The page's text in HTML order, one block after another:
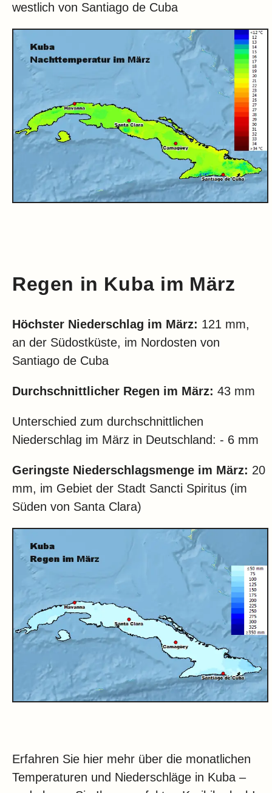
westlich von Santiago de Cuba
Regen in Kuba im März
Höchster Niederschlag im März: 121 mm,
an der Südostküste, im Nordosten von
Santiago de Cuba
Durchschnittlicher Regen im März: 43 mm
Unterschied zum durchschnittlichen
Niederschlag im März in Deutschland: - 6 mm
Geringste Niederschlagsmenge im März: 20
mm, im Gebiet der Stadt Sancti Spiritus (im
Süden von Santa Clara)
Erfahren Sie hier mehr über die monatlichen
Temperaturen und Niederschläge in Kuba –